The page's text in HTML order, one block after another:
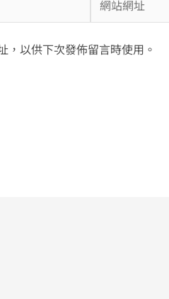
址
，以供下次發佈留言時使用。